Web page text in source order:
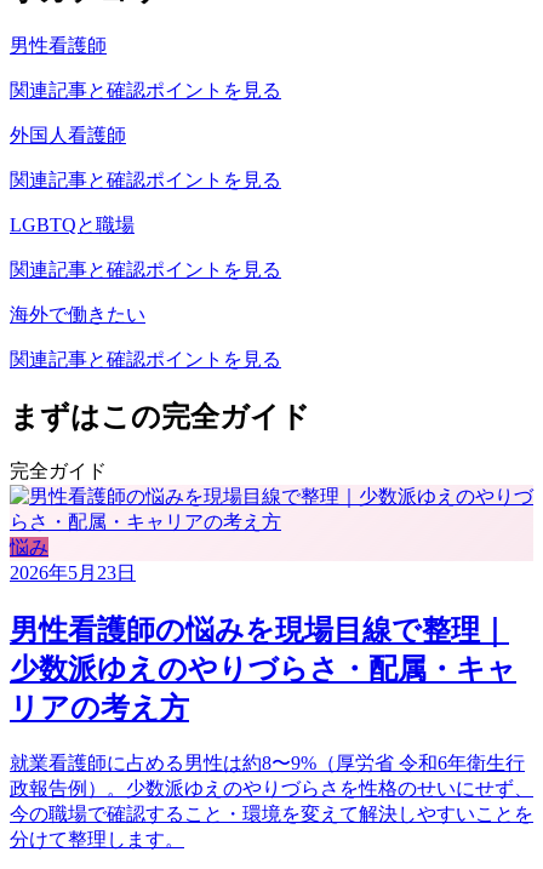
男性看護師
関連記事と確認ポイントを見る
外国人看護師
関連記事と確認ポイントを見る
LGBTQと職場
関連記事と確認ポイントを見る
海外で働きたい
関連記事と確認ポイントを見る
まずはこの完全ガイド
完全ガイド
悩み
2026年5月23日
男性看護師の悩みを現場目線で整理｜
少数派ゆえのやりづらさ・配属・キャ
リアの考え方
就業看護師に占める男性は約8〜9%（厚労省 令和6年衛生行
政報告例）。少数派ゆえのやりづらさを性格のせいにせず、
今の職場で確認すること・環境を変えて解決しやすいことを
分けて整理します。